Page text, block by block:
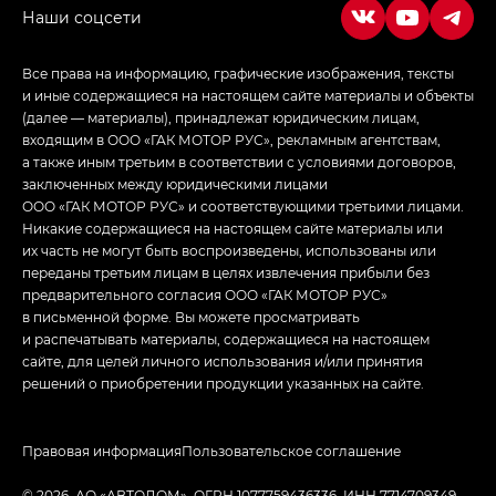
Все права на информацию, графические изображения, тексты
и иные содержащиеся на настоящем сайте материалы и объекты
(далее — материалы), принадлежат юридическим лицам,
входящим в ООО «ГАК МОТОР РУС», рекламным агентствам,
а также иным третьим в соответствии с условиями договоров,
заключенных между юридическими лицами
ООО «ГАК МОТОР РУС» и соответствующими третьими лицами.
Никакие содержащиеся на настоящем сайте материалы или
их часть не могут быть воспроизведены, использованы или
переданы третьим лицам в целях извлечения прибыли без
предварительного согласия ООО «ГАК МОТОР РУС»
в письменной форме. Вы можете просматривать
и распечатывать материалы, содержащиеся на настоящем
сайте, для целей личного использования и/или принятия
решений о приобретении продукции указанных на сайте.
Правовая информацияПользовательское соглашение